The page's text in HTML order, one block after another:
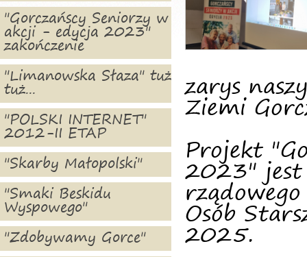
"Gorczańscy Seniorzy w
akcji - edycja 2023"
zakończenie
"Limanowska Słaza" tuż
tuż...
"POLSKI INTERNET"
2012-II ETAP
"Skarby Małopolski"
"Smaki Beskidu
Wyspowego"
"Zdobywamy Gorce"
zarys
Ziemi
Projekt
2023" jest
Osób
2025.